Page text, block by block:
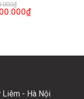
₫
₫Giá
hiện
- Hà Nội